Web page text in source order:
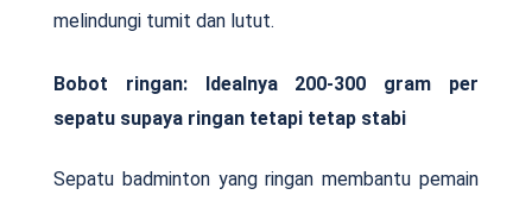
melindungi tumit dan lutut.
Bobot ringan: Idealnya 200-300 gram per
sepatu supaya ringan tetapi tetap stabi
Sepatu badminton yang ringan membantu pemain